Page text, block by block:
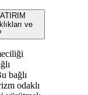
ve
bağlı
odaklı